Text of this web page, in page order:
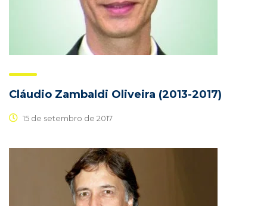
Cláudio Zambaldi Oliveira (2013-2017)
15 de setembro de 2017